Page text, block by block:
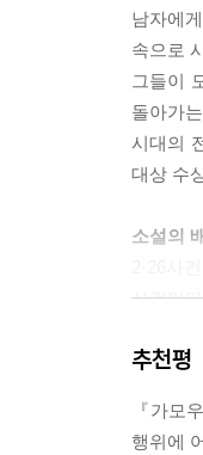
남자에
속으로
그들이
돌아가
시대의
대상 수
소설의
사건이
이후 일
정리되
추천평
『가모
행위에